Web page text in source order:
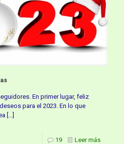
En primer lugar, feliz
para el 2023. En lo que
[…]
19 Leer más